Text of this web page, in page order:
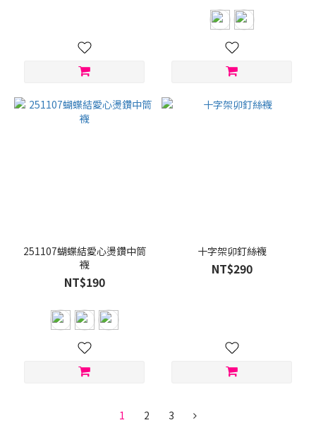
251107蝴蝶結愛心燙鑽中筒
襪
NT$190
十字架卯釘絲襪
NT$290
1 2 3